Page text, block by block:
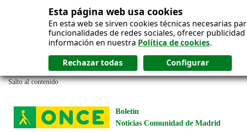
Esta página web usa cookies
En esta web se sirven cookies técnicas necesarias
funcionalidades de redes sociales, ofrecer
información en nuestra Política de cookies.
Salto al contenido
Boletín
Noticias Comunidad de Madrid